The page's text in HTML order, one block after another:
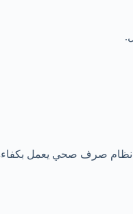
نظام صرف صحي يعمل